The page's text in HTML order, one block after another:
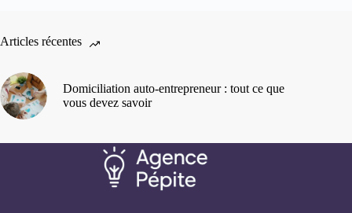
Articles récentes
Domiciliation auto-entrepreneur : tout ce que
vous devez savoir